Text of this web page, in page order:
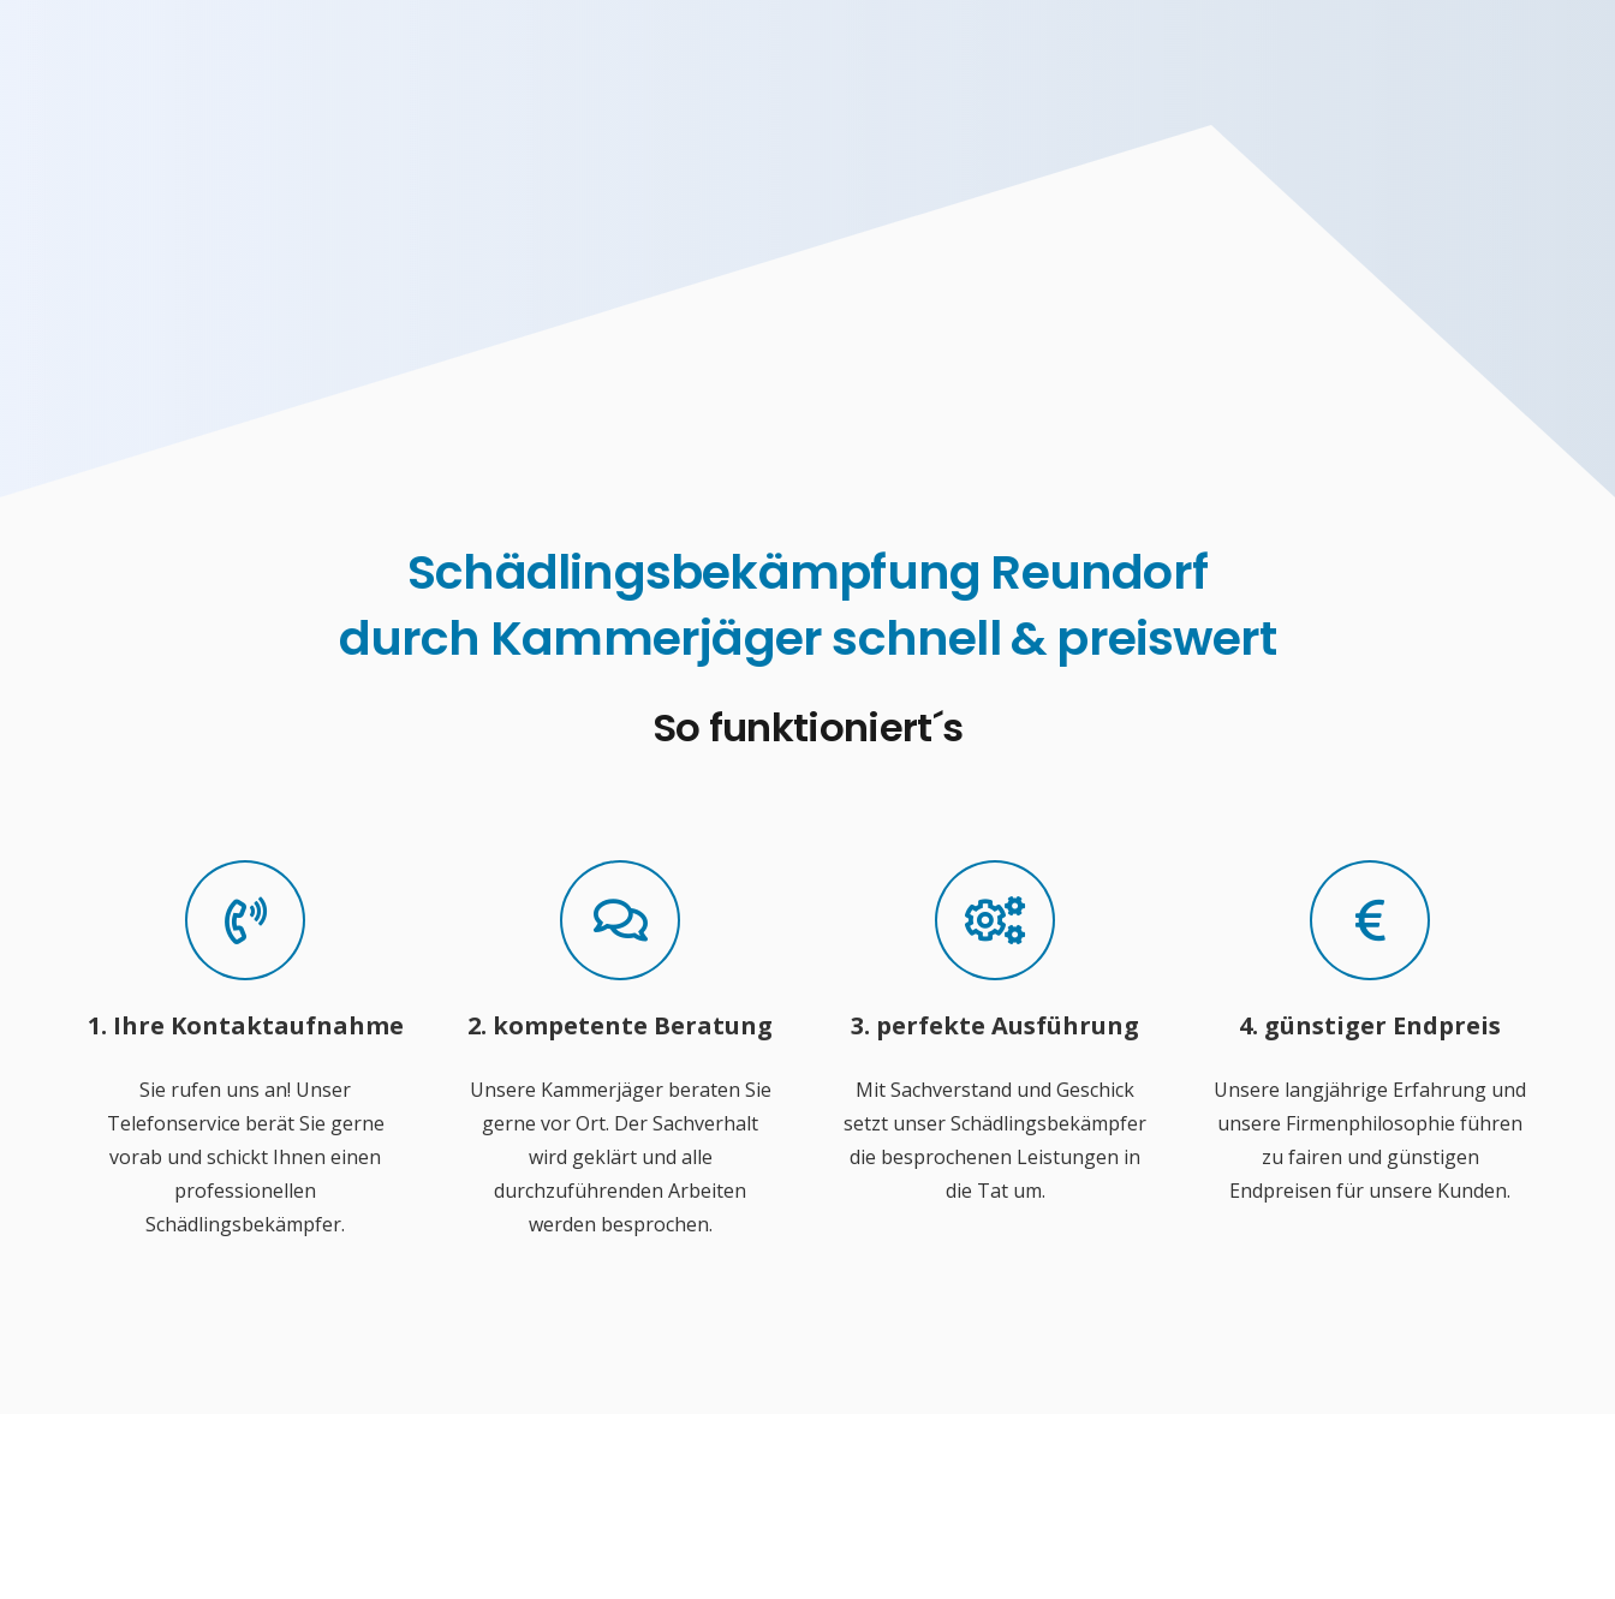
Schädlingsbekämpfung Reundorf
durch Kammerjäger schnell & preiswert
So funktioniert´s
1. Ihre Kontaktaufnahme
Sie rufen uns an! Unser
Telefonservice berät Sie gerne
vorab und schickt Ihnen einen
professionellen
Schädlingsbekämpfer.
2. kompetente Beratung
Unsere Kammerjäger beraten Sie
gerne vor Ort. Der Sachverhalt
wird geklärt und alle
durchzuführenden Arbeiten
werden besprochen.
3. perfekte Ausführung
Mit Sachverstand und Geschick
setzt unser Schädlingsbekämpfer
die besprochenen Leistungen in
die Tat um.
4. günstiger Endpreis
Unsere langjährige Erfahrung und
unsere Firmenphilosophie führen
zu fairen und günstigen
Endpreisen für unsere Kunden.